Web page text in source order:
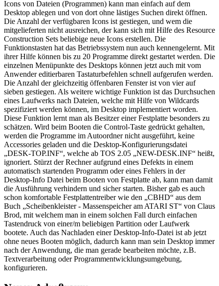
Icons von Dateien (Programmen) kann man einfach auf dem
Desktop ablegen und von dort ohne lästiges Suchen direkt öffnen.
Die Anzahl der verfügbaren Icons ist gestiegen, und wem die
mitgelieferten nicht ausreichen, der kann sich mit Hilfe des Resource
Construction Sets beliebige neue Icons erstellen. Die
Funktionstasten hat das Betriebssystem nun auch kennengelernt. Mit
ihrer Hilfe können bis zu 20 Programme direkt gestartet werden. Die
einzelnen Menüpunkte des Desktops können jetzt auch mit vom
Anwender editierbaren Tastaturbefehlen schnell aufgerufen werden.
Die Anzahl der gleichzeitig öffenbaren Fenster ist von vier auf
sieben gestiegen. Als weitere wichtige Funktion ist das Durchsuchen
eines Laufwerks nach Dateien, welche mit Hilfe von Wildcards
spezifiziert werden können, im Desktop implementiert worden.
Diese Funktion lernt man als Besitzer einer Festplatte besonders zu
schätzen. Wird beim Booten die Control-Taste gedrückt gehalten,
werden die Programme im Autoordner nicht ausgeführt, keine
Accessories geladen und die Desktop-Konfigurierungsdatei
„DESK-TOP.INF“, welche ab TOS 2.05 „NEW-DESK.INF“ heißt,
ignoriert. Stürzt der Rechner aufgrund eines Defekts in einem
automatisch startenden Programm oder eines Fehlers in der
Desktop-Info Datei beim Booten von Festplatte ab, kann man damit
die Ausführung verhindern und sicher starten. Bisher gab es auch
schon komfortable Festplattentreiber wie den „CBHD“ aus dem
Buch „Scheibenkleister - Massenspeicher am ATARI ST“ von Claus
Brod, mit welchem man in einem solchen Fall durch einfachen
Tastendruck von einer/m beliebigen Partition oder Laufwerk
bootete. Auch das Nachladen einer Desktop-Info-Datei ist ab jetzt
ohne neues Booten möglich, dadurch kann man sein Desktop immer
nach der Anwendung, die man gerade bearbeiten möchte, z.B.
Textverarbeitung oder Programmentwicklungsumgebung,
konfigurieren.